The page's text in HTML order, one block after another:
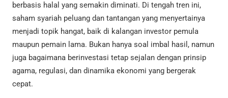
berbasis halal yang semakin diminati. Di tengah tren ini,
saham syariah peluang dan tantangan yang menyertainya
menjadi topik hangat, baik di kalangan investor pemula
maupun pemain lama. Bukan hanya soal imbal hasil, namun
juga bagaimana berinvestasi tetap sejalan dengan prinsip
agama, regulasi, dan dinamika ekonomi yang bergerak
cepat.